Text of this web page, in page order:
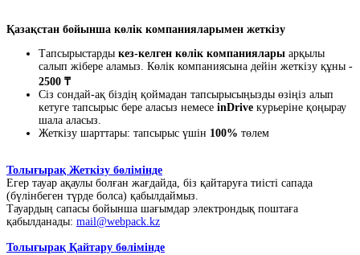
Қазақстан бойынша көлік компанияларымен жеткізу
Тапсырыстарды кез-келген көлік компаниялары арқылы
салып жібере аламыз. Көлік компаниясына дейін жеткізу құны -
2500 ₸
Сіз сондай-ақ біздің қоймадан тапсырысыңызды өзіңіз алып
кетуге тапсырыс бере аласыз немесе inDrive курьеріне қоңырау
шала аласыз.
Жеткізу шарттары: тапсырыс үшін 100% төлем
Толығырақ Жеткізу бөлімінде
Егер тауар ақаулы болған жағдайда, біз қайтаруға тиісті сапада
(бүлінбеген түрде болса) қабылдаймыз.
Тауардың сапасы бойынша шағымдар электрондық поштаға
қабылданады: mail@webpack.kz
Толығырақ Қайтару бөлімінде